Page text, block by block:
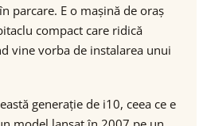
parcare. E o mașină de oraș
compact care ridică
vine vorba de instalarea unui
generație de i10, ceea ce e